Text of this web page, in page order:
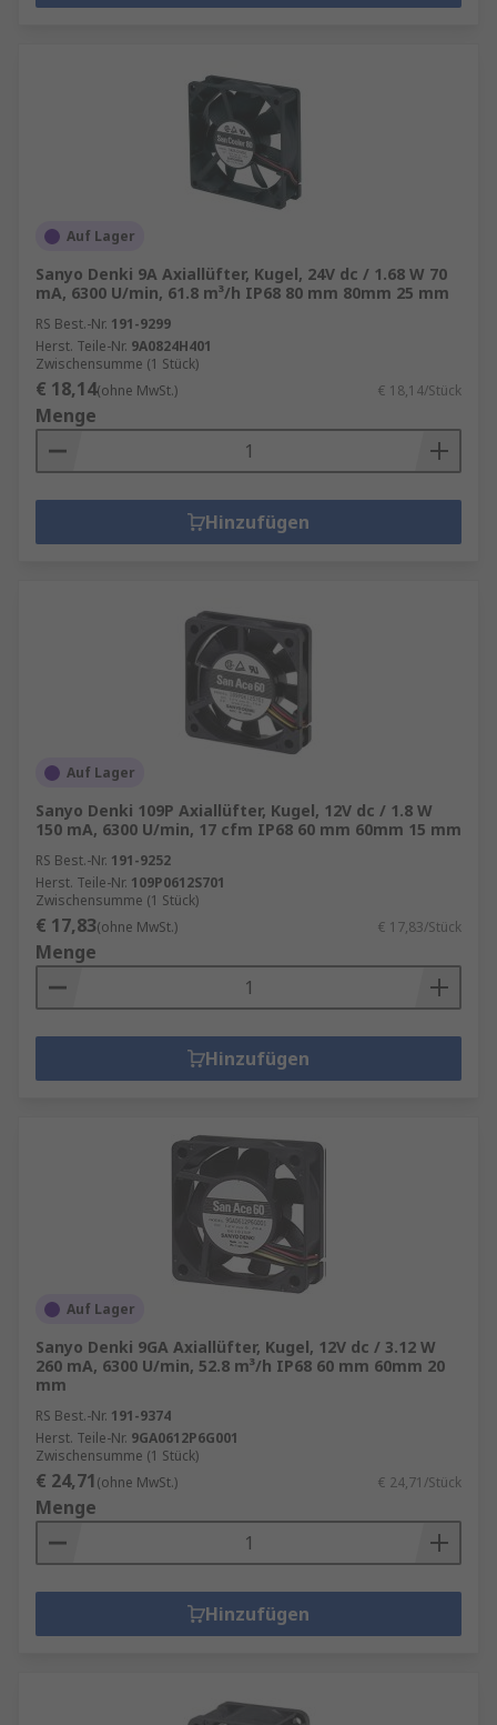
Auf Lager
Sanyo Denki 9A Axiallüfter, Kugel, 24V dc / 1.68 W 70
mA, 6300 U/min, 61.8 m³/h IP68 80 mm 80mm 25 mm
RS Best.-Nr. 191-9299
Herst. Teile-Nr. 9A0824H401
Zwischensumme (1 Stück)
€ 18,14(ohne MwSt.) € 18,14/Stück
Menge
Hinzufügen
Auf Lager
Sanyo Denki 109P Axiallüfter, Kugel, 12V dc / 1.8 W
150 mA, 6300 U/min, 17 cfm IP68 60 mm 60mm 15 mm
RS Best.-Nr. 191-9252
Herst. Teile-Nr. 109P0612S701
Zwischensumme (1 Stück)
€ 17,83(ohne MwSt.) € 17,83/Stück
Menge
Hinzufügen
Auf Lager
Sanyo Denki 9GA Axiallüfter, Kugel, 12V dc / 3.12 W
260 mA, 6300 U/min, 52.8 m³/h IP68 60 mm 60mm 20
mm
RS Best.-Nr. 191-9374
Herst. Teile-Nr. 9GA0612P6G001
Zwischensumme (1 Stück)
€ 24,71(ohne MwSt.) € 24,71/Stück
Menge
Hinzufügen